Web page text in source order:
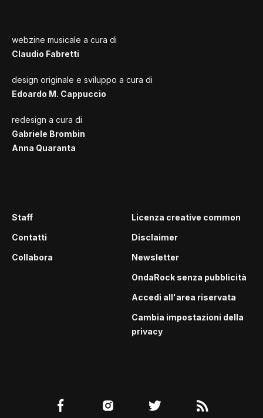
webzine musicale a cura di
Claudio Fabretti
design originale e sviluppo a cura di
Edoardo M. Cappuccio
redesign a cura di
Gabriele Brombin
Anna Quaranta
Staff
Contatti
Collabora
Licenza creative common
Disclaimer
Newsletter
OndaRock senza pubblicità
Accedi all'area riservata
Cambia impostazioni della
privacy